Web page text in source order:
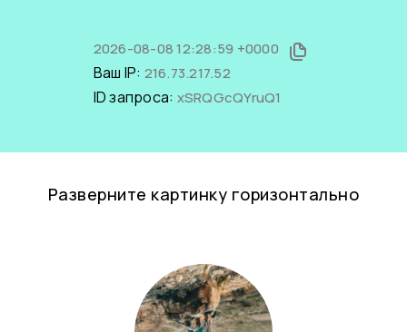
2026-08-08 12:28:59 +0000
Ваш IP: 216.73.217.52
ID запроса: xSRQGcQYruQ1
Разверните картинку горизонтально